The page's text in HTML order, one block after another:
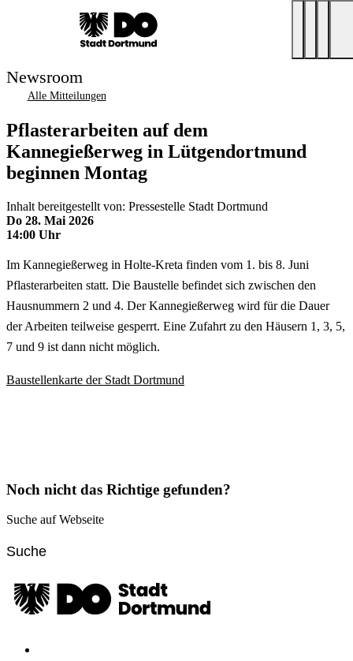
Newsroom
Alle Mitteilungen
Pflasterarbeiten auf dem
Kannegießerweg in Lütgendortmund
beginnen Montag
Inhalt bereitgestellt von: Pressestelle Stadt Dortmund
Do 28. Mai 2026
14:00 Uhr
Im Kannegießerweg in Holte-Kreta finden vom 1. bis 8. Juni
Pflasterarbeiten statt. Die Baustelle befindet sich zwischen den
Hausnummern 2 und 4. Der Kannegießerweg wird für die Dauer
der Arbeiten teilweise gesperrt. Eine Zufahrt zu den Häusern 1, 3, 5,
7 und 9 ist dann nicht möglich.
Baustellenkarte der Stadt Dortmund
Noch nicht das Richtige gefunden?
Suche auf Webseite